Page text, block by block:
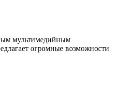
мультимедийным
огромные возможности